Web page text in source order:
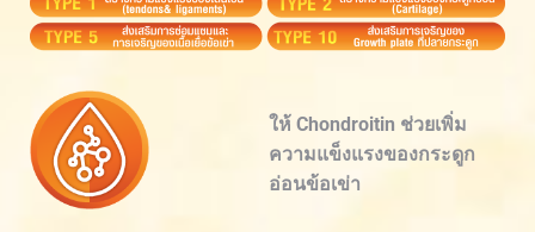
ให้ Chondroitin ช่วยเพิ่ม
ความแข็งแรงของกระดูก
อ่อนข้อเข่า